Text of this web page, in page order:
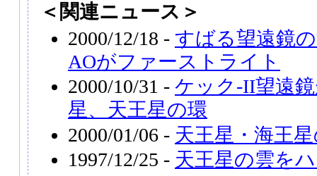
＜関連ニュース＞
2000/12/18 - すばる望遠鏡
AOがファーストライト
2000/10/31 - ケック-II望遠
星、天王星の環
2000/01/06 - 天王星・海王
1997/12/25 - 天王星の雲を